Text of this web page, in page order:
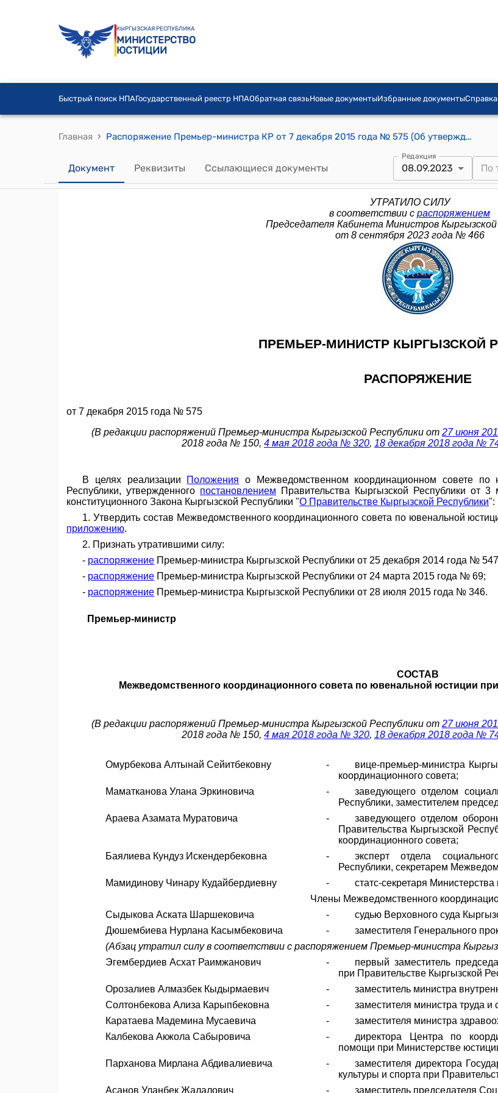
КЫРГЫЗСКАЯ РЕСПУБЛИКА
МИНИСТЕРСТВО
ЮСТИЦИИ
Быстрый поиск НПАГосударственный реестр НПАОбратная связьНовые документыИзбранные документыСправка
Главная › Распоряжение Премьер-министра КР от 7 декабря 2015 года № 575 (Об утверждении состава Межведомственного координационного совета по ювенальной юстиции при Правительстве Кыргызской Республики)
Документ Реквизиты Ссылающиеся документы
Редакция
08.09.2023